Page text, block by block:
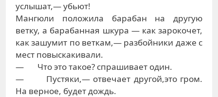
услышат,— убьют!
Мангюли положила барабан на другую
ветку, а барабанная шкура — как зарокочет,
как зашумит по веткам,— разбойники даже с
мест повыскакивали.
— Что это такое? спрашивает один.
— Пустяки,— отвечает другой,это гром.
На верное, будет дождь.